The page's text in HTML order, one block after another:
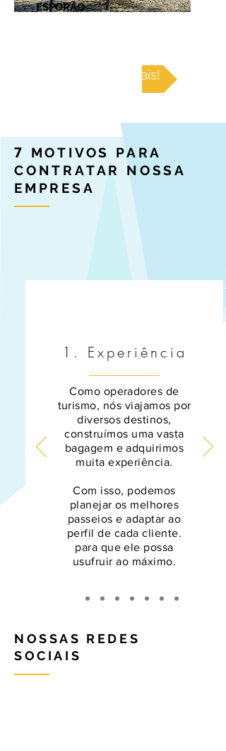
ESPORÃO
Descubra mais!
1. Experiência
Como operadores de
turismo, nós viajamos por
diversos destinos,
construímos uma vasta
bagagem e adquirimos
muita experiência.
Com isso, podemos
planejar os melhores
passeios e adaptar ao
perfil de cada cliente.
para que ele possa
usufruir ao máximo.
7 MOTIVOS PARA
CONTRATAR NOSSA
EMPRESA
NOSSAS REDES
SOCIAIS